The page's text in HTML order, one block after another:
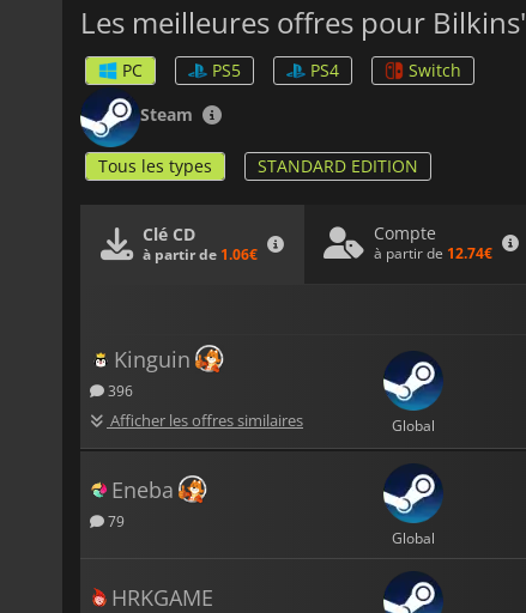
Les meilleures offres pour
PC PS5 PS4
Switch
Steam
Tous les types STANDARD EDITION
Clé CD
à partir de 1.06€
Compte
à partir de 12.74€
Kinguin
396
Afficher les offres similaires Global
Eneba
79
Global
HRKGAME